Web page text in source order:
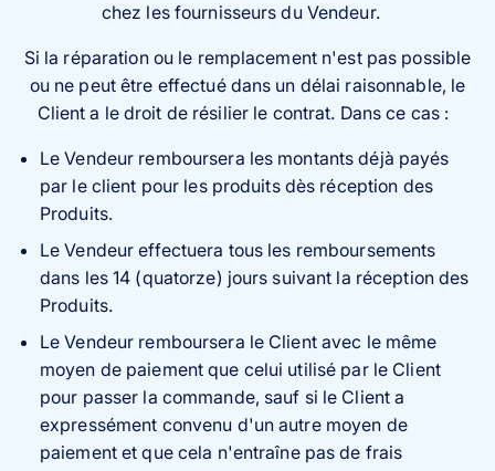
chez les fournisseurs du Vendeur.
Si la réparation ou le remplacement n'est pas possible
ou ne peut être effectué dans un délai raisonnable, le
Client a le droit de résilier le contrat. Dans ce cas :
Le Vendeur remboursera les montants déjà payés
par le client pour les produits dès réception des
Produits.
Le Vendeur effectuera tous les remboursements
dans les 14 (quatorze) jours suivant la réception des
Produits.
Le Vendeur remboursera le Client avec le même
moyen de paiement que celui utilisé par le Client
pour passer la commande, sauf si le Client a
expressément convenu d'un autre moyen de
paiement et que cela n'entraîne pas de frais